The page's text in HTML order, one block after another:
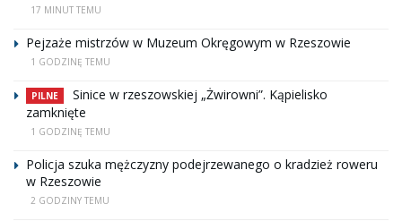
17 MINUT TEMU
Pejzaże mistrzów w Muzeum Okręgowym w Rzeszowie
1 GODZINĘ TEMU
PILNE
Sinice w rzeszowskiej „Żwirowni”. Kąpielisko
zamknięte
1 GODZINĘ TEMU
Policja szuka mężczyzny podejrzewanego o kradzież roweru
w Rzeszowie
2 GODZINY TEMU